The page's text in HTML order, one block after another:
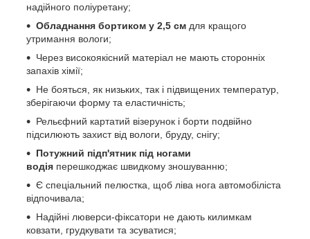
надійного поліуретану;
Обладнання бортиком у 2,5 см для кращого
утримання вологи;
Через високоякісний матеріал не мають сторонніх
запахів хімії;
Не бояться, як низьких, так і підвищених температур,
зберігаючи форму та еластичність;
Рельєфний картатий візерунок і борти подвійно
підсилюють захист від вологи, бруду, снігу;
Потужний підп'ятник під ногами
водія перешкоджає швидкому зношуванню;
Є спеціальний пелюстка, щоб ліва нога автомобіліста
відпочивала;
Надійні люверси-фіксатори не дають килимкам
ковзати, грудкувати та зсуватися;